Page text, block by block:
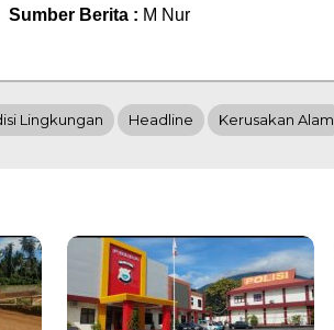
Sumber Berita : M Nur
Lingkungan Headline Kerusakan Alam